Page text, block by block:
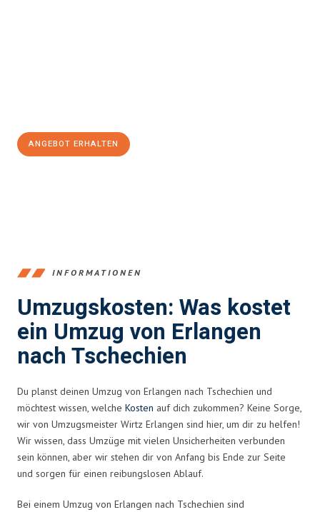
ANGEBOT ERHALTEN
INFORMATIONEN
Umzugskosten: Was kostet
ein Umzug von Erlangen
nach Tschechien
Du planst deinen Umzug von Erlangen nach Tschechien und
möchtest wissen, welche Kosten auf dich zukommen? Keine Sorge,
wir von Umzugsmeister Wirtz Erlangen sind hier, um dir zu helfen!
Wir wissen, dass Umzüge mit vielen Unsicherheiten verbunden
sein können, aber wir stehen dir von Anfang bis Ende zur Seite
und sorgen für einen reibungslosen Ablauf.
Bei einem Umzug von Erlangen nach Tschechien sind